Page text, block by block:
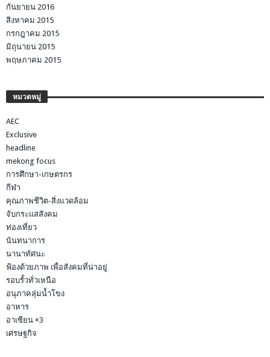
กันยายน 2016
สิงหาคม 2015
กรกฎาคม 2015
มิถุนายน 2015
พฤษภาคม 2015
หมวดหมู่
AEC
Exclusive
headline
mekong focus
การศึกษา-เกษตรกร
กีฬา
คุณภาพชีวิต-สิ่งแวดล้อม
จับกระแสสังคม
ท่องเที่ยว
นันทนาการ
นานาทัศนะ
ฟ้องด้วยภาพ เพื่อสังคมที่น่าอยู่
รอบรั้วทั่วเหนือ
อนุภาคลุ่มน้ำโขง
อาหาร
อาเซียน +3
เศรษฐกิจ